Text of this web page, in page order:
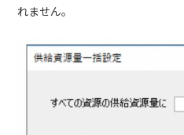
れません。